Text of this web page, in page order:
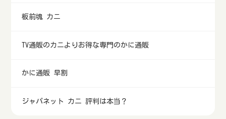
板前魂 カニ
TV通販のカニよりお得な専門のかに通販
かに通販 早割
ジャパネット カニ 評判は本当？